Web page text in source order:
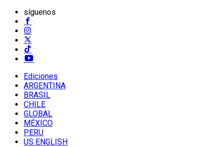
síguenos
Ediciones
ARGENTINA
BRASIL
CHILE
GLOBAL
MÉXICO
PERU
US ENGLISH